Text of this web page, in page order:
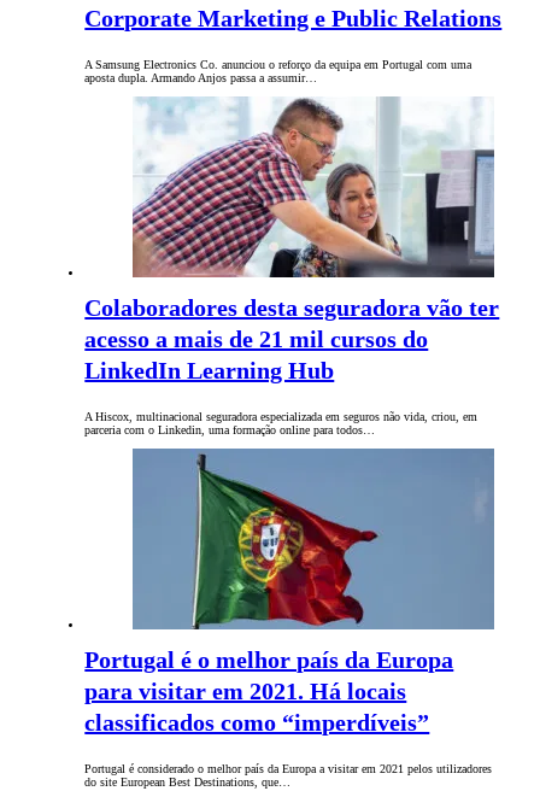
Corporate Marketing e Public Relations
A Samsung Electronics Co. anunciou o reforço da equipa em Portugal com uma
aposta dupla. Armando Anjos passa a assumir…
Colaboradores desta seguradora vão ter
acesso a mais de 21 mil cursos do
LinkedIn Learning Hub
A Hiscox, multinacional seguradora especializada em seguros não vida, criou, em
parceria com o Linkedin, uma formação online para todos…
Portugal é o melhor país da Europa
para visitar em 2021. Há locais
classificados como “imperdíveis”
Portugal é considerado o melhor país da Europa a visitar em 2021 pelos utilizadores
do site European Best Destinations, que…